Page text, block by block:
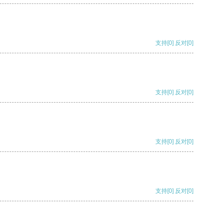
支持[0] 反对[0]
支持[0] 反对[0]
支持[0] 反对[0]
支持[0] 反对[0]